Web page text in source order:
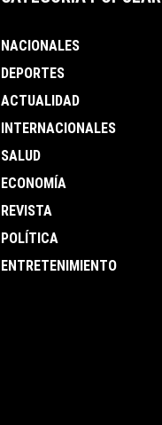
NACIONALES
DEPORTES
ACTUALIDAD
INTERNACIONALES
SALUD
ECONOMÍA
REVISTA
POLÍTICA
ENTRETENIMIENTO